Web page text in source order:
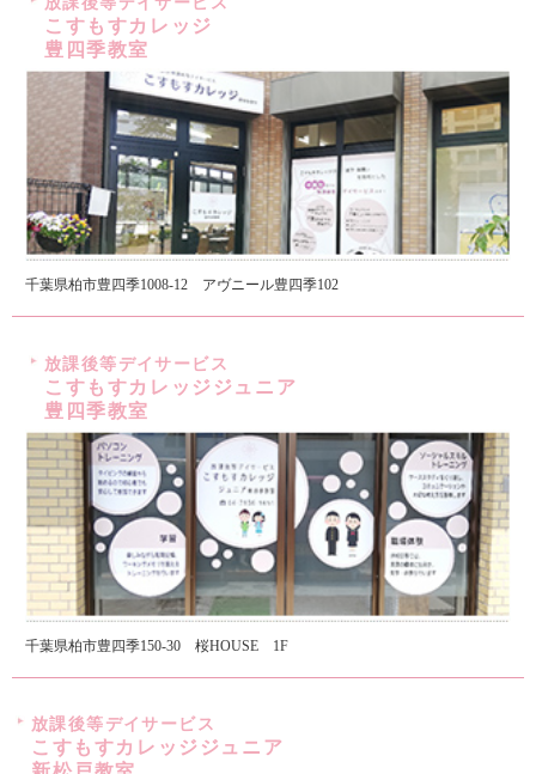
こすもすカレッジ
豊四季教室
千葉県柏市豊四季1008-12 アヴニール豊四季102
放課後等デイサービス
こすもすカレッジジュニア
豊四季教室
千葉県柏市豊四季150-30 桜HOUSE 1F
放課後等デイサービス
こすもすカレッジジュニア